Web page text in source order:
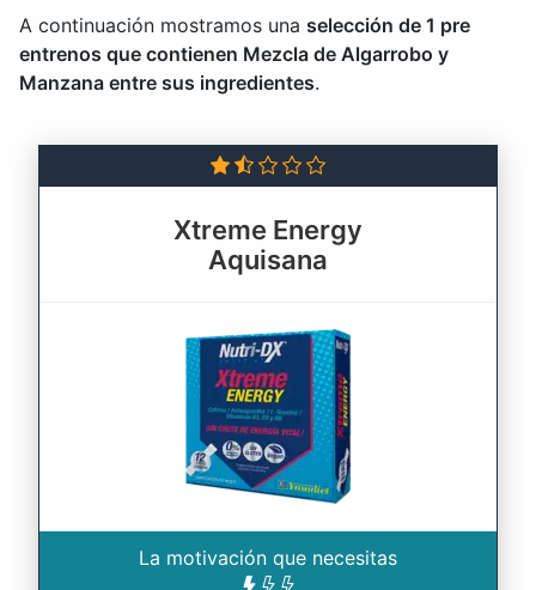
A continuación mostramos una selección de 1 pre
entrenos que contienen Mezcla de Algarrobo y
Manzana entre sus ingredientes.
Xtreme Energy
Aquisana
La motivación que necesitas